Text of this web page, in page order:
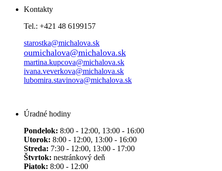
Kontakty
Tel.: +421 48 6199157
starostka@michalova.sk
oumichalova@michalova.sk
martina.kupcova@michalova.sk
ivana.veverkova@michalova.sk
lubomira.stavinova@michalova.sk
Úradné hodiny
Pondelok: 8:00 - 12:00, 13:00 - 16:00
Utorok: 8:00 - 12:00, 13:00 - 16:00
Streda: 7:30 - 12:00, 13:00 - 17:00
Štvrtok: nestránkový deň
Piatok: 8:00 - 12:00